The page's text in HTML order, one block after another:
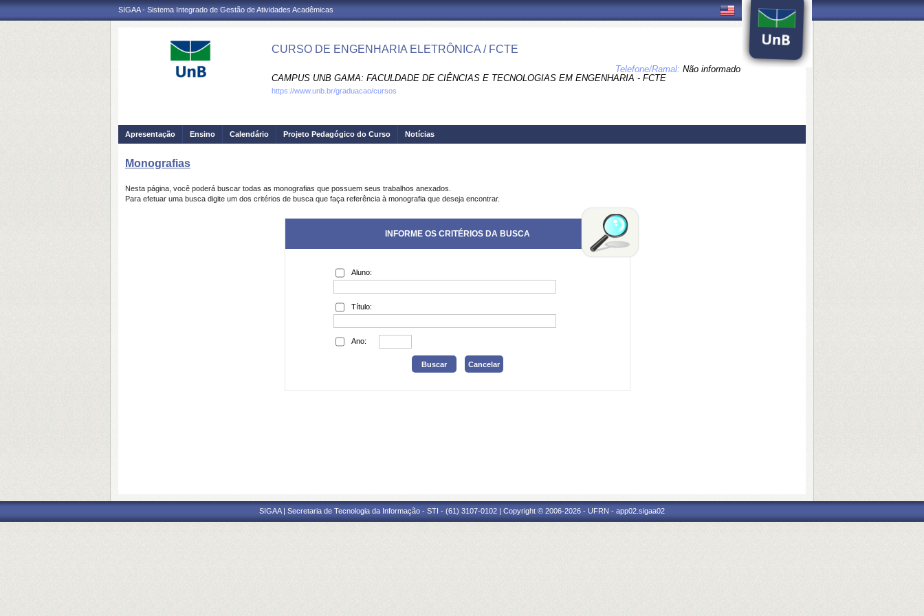
SIGAA - Sistema Integrado de Gestão de Atividades Acadêmicas
CURSO DE ENGENHARIA ELETRÔNICA / FCTE
CAMPUS UNB GAMA: FACULDADE DE CIÊNCIAS E TECNOLOGIAS EM ENGENHARIA - FCTE
Telefone/Ramal: Não informado
https://www.unb.br/graduacao/cursos
Apresentação Ensino Calendário Projeto Pedagógico do Curso Notícias
Monografias
Nesta página, você poderá buscar todas as monografias que possuem seus trabalhos anexados.
Para efetuar uma busca digite um dos critérios de busca que faça referência à monografia que deseja encontrar.
INFORME OS CRITÉRIOS DA BUSCA
Aluno:
Título:
Ano:
SIGAA | Secretaria de Tecnologia da Informação - STI - (61) 3107-0102 | Copyright © 2006-2026 - UFRN - app02.sigaa02